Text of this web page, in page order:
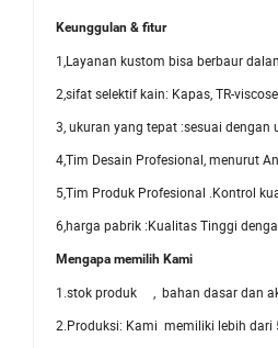
Keunggulan & fitur
1,Layanan kustom bisa berbaur
2,sifat selektif kain: Kapas, TR-
3, ukuran yang tepat :sesuai
4,Tim Desain Profesional, menurut
5,Tim Produk Profesional .Kontrol
6,harga pabrik :Kualitas Tinggi
Mengapa memilih Kami
1.stok produk , bahan dasar dan
2.Produksi: Kami memiliki lebih dari